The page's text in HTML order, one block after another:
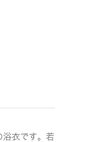
浴衣です。若